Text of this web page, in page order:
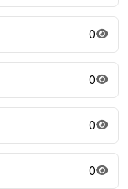
0
0
0
0